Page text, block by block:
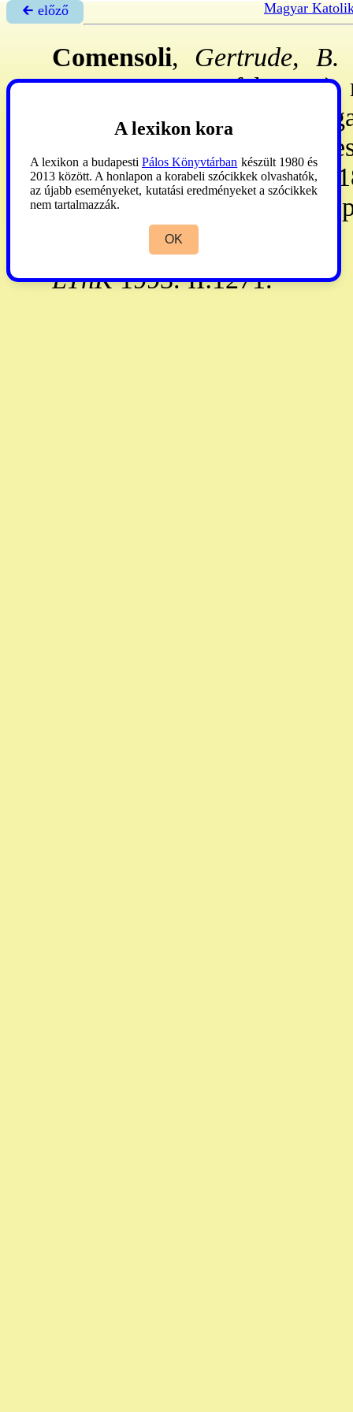
🡰 előző Magyar
Comensoli, Gertrude, B.
Bergamo, 1903. febr. 18.):
ifj. nevelésére 1882:
kongr-t B.
anyagi nehézségek miatt
önállósult. – II
. János Pál
LThK1993. II:1271.
A lexikon kora
A lexikon a budapesti Pálos Könyvtárban készült 1980 és
2013 között. A honlapon a korabeli szócikkek olvashatók,
az újabb eseményeket, kutatási eredményeket a szócikkek
nem tartalmazzák.
OK